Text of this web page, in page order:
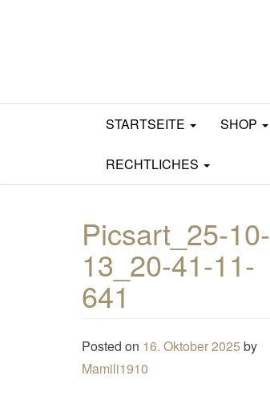
Mamili1910
STARTSEITE SHOP
RECHTLICHES
Picsart_25-10-
13_20-41-11-
641
Posted on 16. Oktober 2025 by
Mamili1910